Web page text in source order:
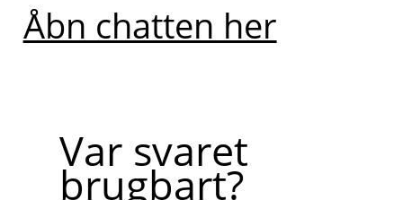
Åbn chatten her
Var svaret
brugbart?